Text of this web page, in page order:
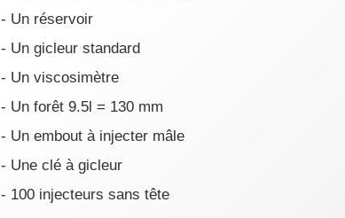
- Un réservoir
- Un gicleur standard
- Un viscosimètre
- Un forêt 9.5l = 130 mm
- Un embout à injecter mâle
- Une clé à gicleur
- 100 injecteurs sans tête